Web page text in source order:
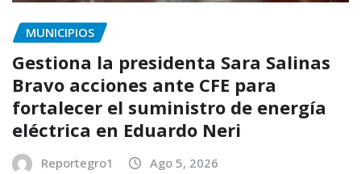
MUNICIPIOS
Gestiona la presidenta Sara Salinas
Bravo acciones ante CFE para
fortalecer el suministro de energía
eléctrica en Eduardo Neri
Reportegro1 Ago 5, 2026